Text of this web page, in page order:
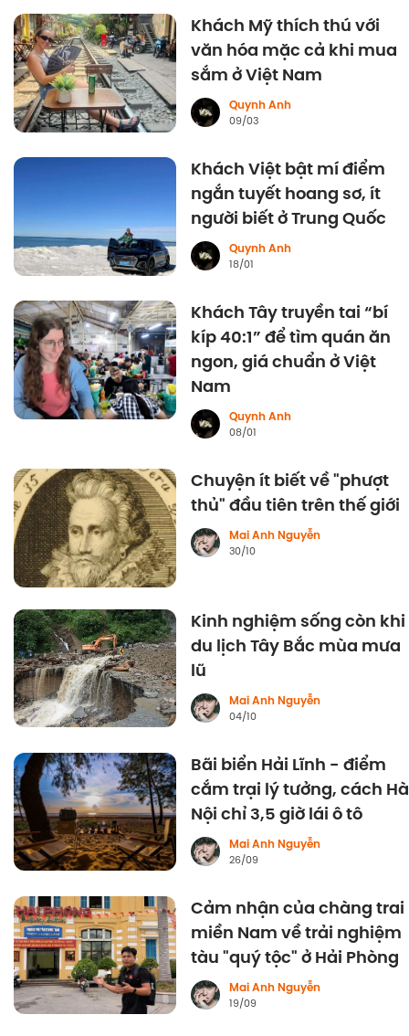
Khách Mỹ thích thú với
văn hóa mặc cả khi mua
sắm ở Việt Nam
Quynh Anh
09/03
Khách Việt bật mí điểm
ngắn tuyết hoang sơ, ít
người biết ở Trung Quốc
Quynh Anh
18/01
Khách Tây truyền tai “bí
kíp 40:1” để tìm quán ăn
ngon, giá chuẩn ở Việt
Nam
Quynh Anh
08/01
Chuyện ít biết về "phượt
thủ" đầu tiên trên thế giới
Mai Anh Nguyễn
30/10
Kinh nghiệm sống còn khi
du lịch Tây Bắc mùa mưa
lũ
Mai Anh Nguyễn
04/10
Bãi biển Hải Lĩnh - điểm
cắm trại lý tưởng, cách Hà
Nội chỉ 3,5 giờ lái ô tô
Mai Anh Nguyễn
26/09
Cảm nhận của chàng trai
miền Nam về trải nghiệm
tàu "quý tộc" ở Hải Phòng
Mai Anh Nguyễn
19/09